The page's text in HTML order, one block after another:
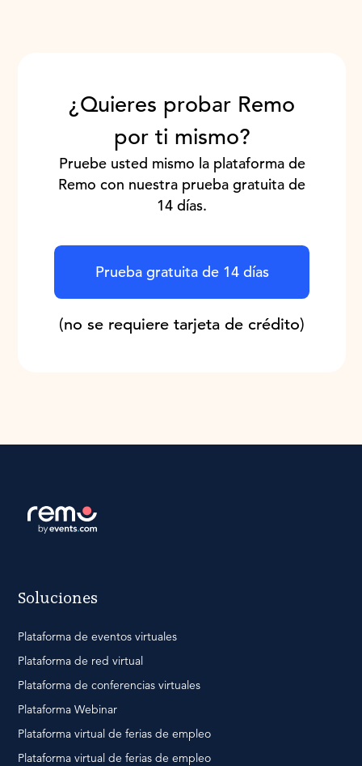
¿Quieres probar Remo
por ti mismo?
Pruebe usted mismo la plataforma de
Remo con nuestra prueba gratuita de
14 días.
Prueba gratuita de 14 días
(no se requiere tarjeta de crédito)
Soluciones
Plataforma de eventos virtuales
Plataforma de red virtual
Plataforma de conferencias virtuales
Plataforma Webinar
Plataforma virtual de ferias de empleo
Plataforma virtual de ferias de empleo